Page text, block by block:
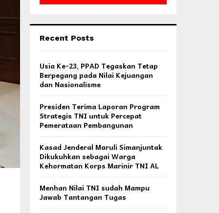
Recent Posts
Usia Ke-23, PPAD Tegaskan Tetap
Berpegang pada Nilai Kejuangan
dan Nasionalisme
Presiden Terima Laporan Program
Strategis TNI untuk Percepat
Pemerataan Pembangunan
Kasad Jenderal Maruli Simanjuntak
Dikukuhkan sebagai Warga
Kehormatan Korps Marinir TNI AL
Menhan Nilai TNI sudah Mampu
Jawab Tantangan Tugas